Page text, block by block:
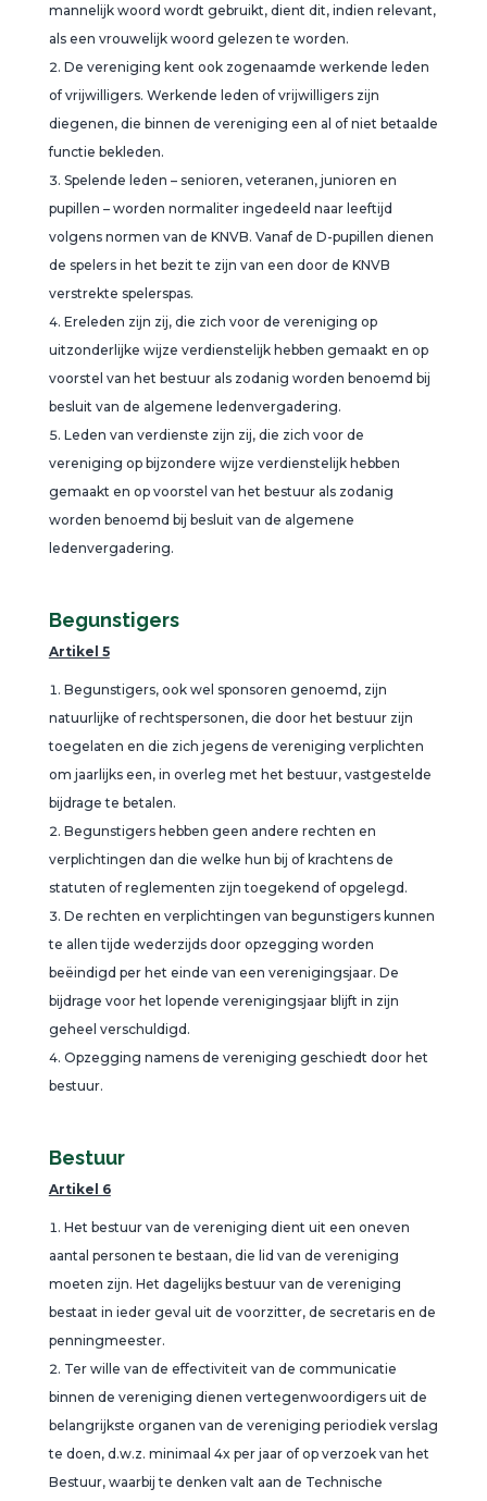
mannelijk woord wordt gebruikt, dient dit, indien relevant,
als een vrouwelijk woord gelezen te worden.
De vereniging kent ook zogenaamde werkende leden
of vrijwilligers. Werkende leden of vrijwilligers zijn
diegenen, die binnen de vereniging een al of niet betaalde
functie bekleden.
Spelende leden – senioren, veteranen, junioren en
pupillen – worden normaliter ingedeeld naar leeftijd
volgens normen van de KNVB. Vanaf de D-pupillen dienen
de spelers in het bezit te zijn van een door de KNVB
verstrekte spelerspas.
Ereleden zijn zij, die zich voor de vereniging op
uitzonderlijke wijze verdienstelijk hebben gemaakt en op
voorstel van het bestuur als zodanig worden benoemd bij
besluit van de algemene ledenvergadering.
Leden van verdienste zijn zij, die zich voor de
vereniging op bijzondere wijze verdienstelijk hebben
gemaakt en op voorstel van het bestuur als zodanig
worden benoemd bij besluit van de algemene
ledenvergadering.
Begunstigers
Artikel 5
Begunstigers, ook wel sponsoren genoemd, zijn
natuurlijke of rechtspersonen, die door het bestuur zijn
toegelaten en die zich jegens de vereniging verplichten
om jaarlijks een, in overleg met het bestuur, vastgestelde
bijdrage te betalen.
Begunstigers hebben geen andere rechten en
verplichtingen dan die welke hun bij of krachtens de
statuten of reglementen zijn toegekend of opgelegd.
De rechten en verplichtingen van begunstigers kunnen
te allen tijde wederzijds door opzegging worden
beëindigd per het einde van een verenigingsjaar. De
bijdrage voor het lopende verenigingsjaar blijft in zijn
geheel verschuldigd.
Opzegging namens de vereniging geschiedt door het
bestuur.
Bestuur
Artikel 6
Het bestuur van de vereniging dient uit een oneven
aantal personen te bestaan, die lid van de vereniging
moeten zijn. Het dagelijks bestuur van de vereniging
bestaat in ieder geval uit de voorzitter, de secretaris en de
penningmeester.
Ter wille van de effectiviteit van de communicatie
binnen de vereniging dienen vertegenwoordigers uit de
belangrijkste organen van de vereniging periodiek verslag
te doen, d.w.z. minimaal 4x per jaar of op verzoek van het
Bestuur, waarbij te denken valt aan de Technische